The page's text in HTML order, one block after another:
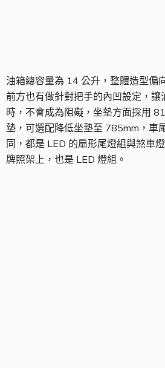
油箱總容量為 14 公升，整體造型偏
前方也有做針對把手的內凹設定，讓
時，不會成為阻礙，坐墊方面採用
墊，可選配降低坐墊至 785mm，車
同，都是 LED 的扇形尾燈組與煞車
牌照架上，也是 LED 燈組。